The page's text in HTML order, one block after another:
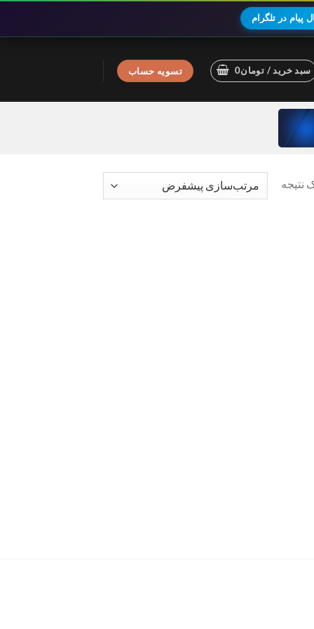
پیام در تلگرام
سبد خرید / تومان0 تسویه حساب
نتیجه